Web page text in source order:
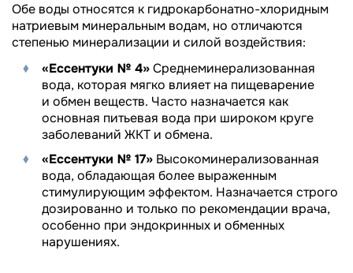
Обе воды относятся к гидрокарбонатно-хлоридным
натриевым минеральным водам, но отличаются
степенью минерализации и силой воздействия:
«Ессентуки № 4»Среднеминерализованная
вода, которая мягко влияет на пищеварение
и обмен веществ. Часто назначается как
основная питьевая вода при широком круге
заболеваний ЖКТ и обмена.
«Ессентуки № 17» Высокоминерализованная
вода, обладающая более выраженным
стимулирующим эффектом. Назначается строго
дозированно и только по рекомендации врача,
особенно при эндокринных и обменных
нарушениях.